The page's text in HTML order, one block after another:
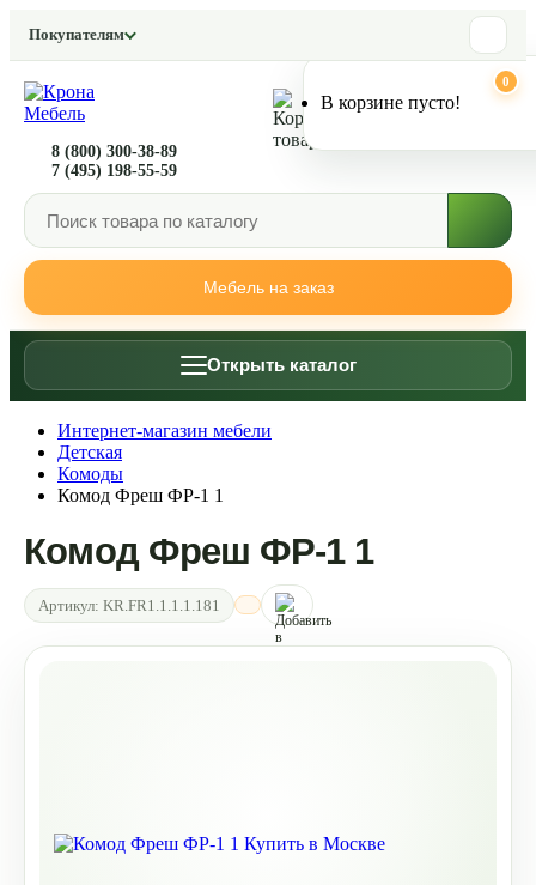
Покупателям
Мебель на заказ
8 (800) 300-38-89
7 (495) 198-55-59
0
В корзине пусто!
Открыть каталог
Интернет-магазин мебели
Детская
Комоды
Комод Фреш ФР-1 1
Комод Фреш ФР-1 1
Артикул: KR.FR1.1.1.1.181